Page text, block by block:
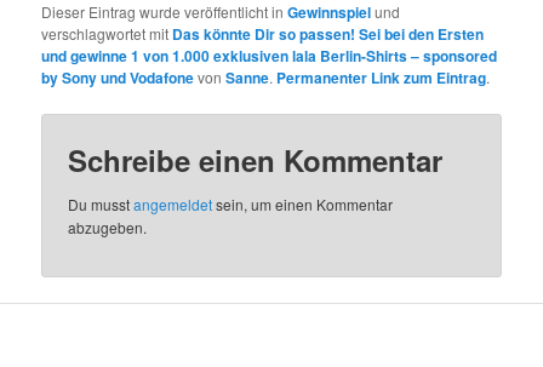
Dieser Eintrag wurde veröffentlicht inGewinnspielund
verschlagwortet mit Das könnte Dir so passen! Sei bei den Ersten
und gewinne 1 von 1.000 exklusiven lala Berlin-Shirts – sponsored
by Sony und VodafonevonSanne. Permanenter Link zum Eintrag.
Schreibe einen Kommentar
Du musstangemeldetsein, um einen Kommentar
abzugeben.